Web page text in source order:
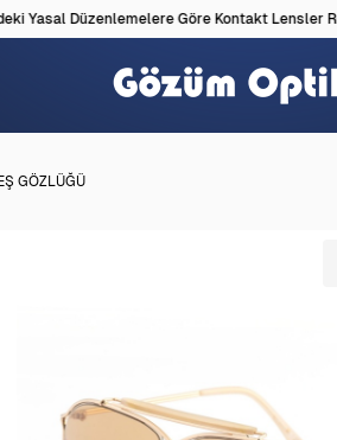
Yasal Düzenlemelere Göre Kontakt Lensler
GÖZLÜĞÜ